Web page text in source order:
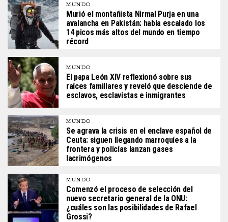
MUNDO
Murió el montañista Nirmal Purja en una
avalancha en Pakistán: había escalado los
14 picos más altos del mundo en tiempo
récord
MUNDO
El papa León XIV reflexionó sobre sus
raíces familiares y reveló que desciende de
esclavos, esclavistas e inmigrantes
MUNDO
Se agrava la crisis en el enclave español de
Ceuta: siguen llegando marroquíes a la
frontera y policías lanzan gases
lacrimógenos
MUNDO
Comenzó el proceso de selección del
nuevo secretario general de la ONU:
¿cuáles son las posibilidades de Rafael
Grossi?